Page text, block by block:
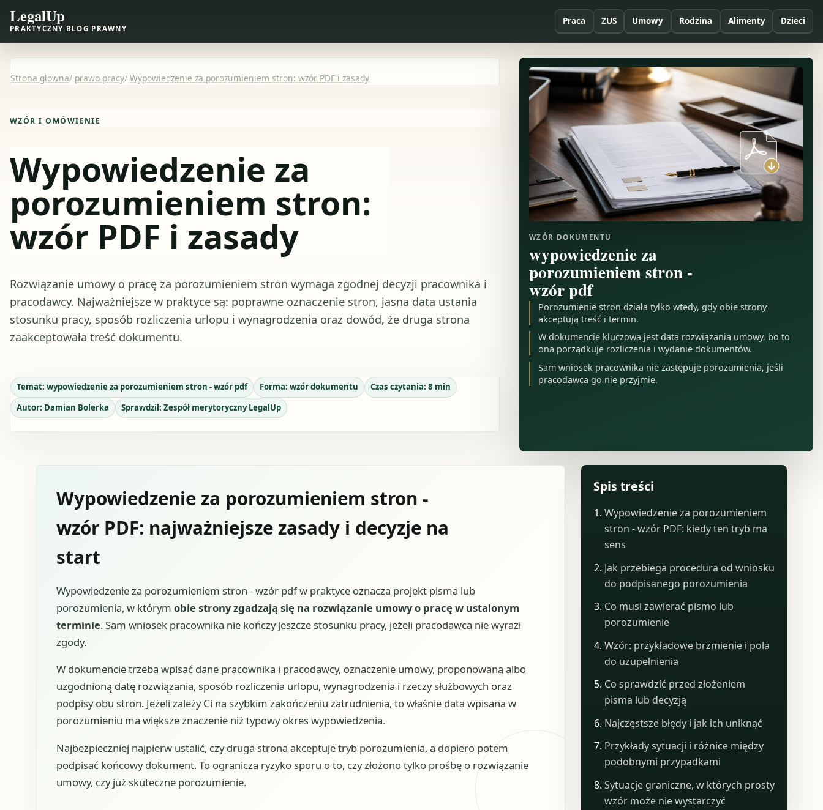
LegalUp
PRAKTYCZNY BLOG PRAWNY
Praca ZUS Umowy Rodzina Alimenty Dzieci
Strona glowna/ prawo pracy/ Wypowiedzenie za porozumieniem stron: wzór PDF i zasady
WZÓR I OMÓWIENIE
Wypowiedzenie za
porozumieniem stron:
wzór PDF i zasady
Rozwiązanie umowy o pracę za porozumieniem stron wymaga zgodnej decyzji pracownika i
pracodawcy. Najważniejsze w praktyce są: poprawne oznaczenie stron, jasna data ustania
stosunku pracy, sposób rozliczenia urlopu i wynagrodzenia oraz dowód, że druga strona
zaakceptowała treść dokumentu.
Temat: wypowiedzenie za porozumieniem stron - wzór pdf Forma: wzór dokumentu Czas czytania: 8 min
Autor: Damian Bolerka Sprawdził: Zespół merytoryczny LegalUp
WZÓR DOKUMENTU
wypowiedzenie za
porozumieniem stron -
wzór pdf
Porozumienie stron działa tylko wtedy, gdy obie strony
akceptują treść i termin.
W dokumencie kluczowa jest data rozwiązania umowy, bo to
ona porządkuje rozliczenia i wydanie dokumentów.
Sam wniosek pracownika nie zastępuje porozumienia, jeśli
pracodawca go nie przyjmie.
Wypowiedzenie za porozumieniem stron -
wzór PDF: najważniejsze zasady i decyzje na
start
Wypowiedzenie za porozumieniem stron - wzór pdf w praktyce oznacza projekt pisma lub
porozumienia, w którym obie strony zgadzają się na rozwiązanie umowy o pracę w ustalonym
terminie. Sam wniosek pracownika nie kończy jeszcze stosunku pracy, jeżeli pracodawca nie wyrazi
zgody.
W dokumencie trzeba wpisać dane pracownika i pracodawcy, oznaczenie umowy, proponowaną albo
uzgodnioną datę rozwiązania, sposób rozliczenia urlopu, wynagrodzenia i rzeczy służbowych oraz
podpisy obu stron. Jeżeli zależy Ci na szybkim zakończeniu zatrudnienia, to właśnie data wpisana w
porozumieniu ma większe znaczenie niż typowy okres wypowiedzenia.
Najbezpieczniej najpierw ustalić, czy druga strona akceptuje tryb porozumienia, a dopiero potem
podpisać końcowy dokument. To ogranicza ryzyko sporu o to, czy złożono tylko prośbę o rozwiązanie
umowy, czy już skuteczne porozumienie.
Spis treści
Wypowiedzenie za porozumieniem
stron - wzór PDF: kiedy ten tryb ma
sens
Jak przebiega procedura od wniosku
do podpisanego porozumienia
Co musi zawierać pismo lub
porozumienie
Wzór: przykładowe brzmienie i pola
do uzupełnienia
Co sprawdzić przed złożeniem
pisma lub decyzją
Najczęstsze błędy i jak ich uniknąć
Przykłady sytuacji i różnice między
podobnymi przypadkami
Sytuacje graniczne, w których prosty
wzór może nie wystarczyć